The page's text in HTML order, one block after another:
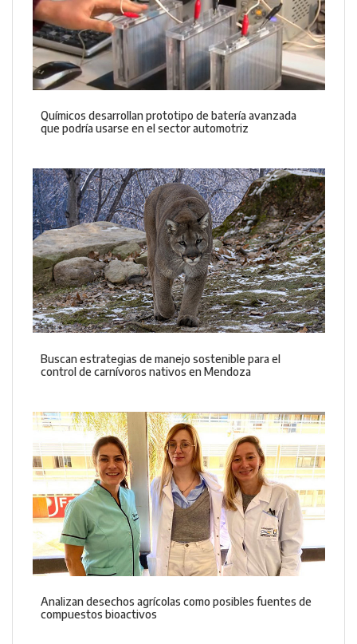
Químicos desarrollan prototipo de batería avanzada
que podría usarse en el sector automotriz
Buscan estrategias de manejo sostenible para el
control de carnívoros nativos en Mendoza
Analizan desechos agrícolas como posibles fuentes de
compuestos bioactivos